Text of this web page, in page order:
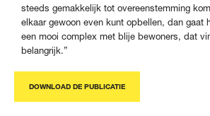
steeds gemakkelijk tot overeenstemming
elkaar gewoon even kunt opbellen, dan gaat
een mooi complex met blije bewoners, dat
belangrijk.”
DOWNLOAD DE PUBLICATIE